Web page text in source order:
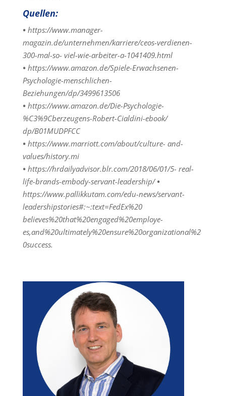
Quellen:
• https://www.manager-
magazin.de/unternehmen/karriere/ceos-verdienen-
300-mal-so- viel-wie-arbeiter-a-1041409.html
• https://www.amazon.de/Spiele-Erwachsenen-
Psychologie-menschlichen-
Beziehungen/dp/3499613506
• https://www.amazon.de/Die-Psychologie-
%C3%9Cberzeugens-Robert-Cialdini-ebook/
dp/B01MUDPFCC
• https://www.marriott.com/about/culture- and-
values/history.mi
• https://hrdailyadvisor.blr.com/2018/06/01/5- real-
life-brands-embody-servant-leadership/•
https://www.pallikkutam.com/edu-news/servant-
leadershipstories#:~:text=FedEx%20
believes%20that%20engaged%20employe-
es,and%20ultimately%20ensure%20organizational%2
0success.